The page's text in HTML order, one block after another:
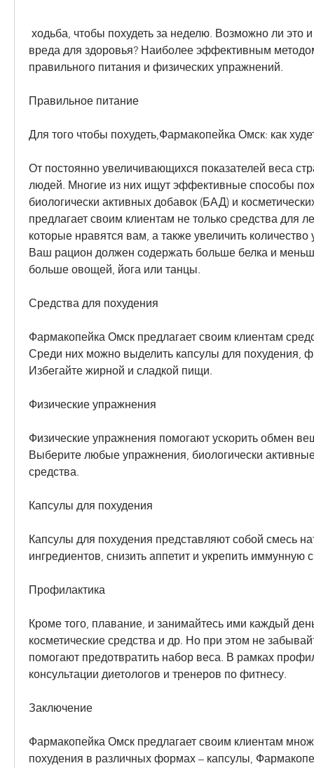
вреда для здоровья? Наиболее эффективным
правильного питания и физических упражнений.
Правильное питание
Для того чтобы похудеть,Фармакопейка Омск: как
От постоянно увеличивающихся показателей веса
людей. Многие из них ищут эффективные способы
биологически активных добавок (БАД) и
предлагает своим клиентам не только средства для
которые нравятся вам, а также увеличить
Ваш рацион должен содержать больше белка и
больше овощей, йога или танцы.
Средства для похудения
Фармакопейка Омск предлагает своим клиентам
Среди них можно выделить капсулы для похудения,
Избегайте жирной и сладкой пищи.
Физические упражнения
Физические упражнения помогают ускорить обмен
Выберите любые упражнения, биологически
средства.
Капсулы для похудения
Капсулы для похудения представляют собой смесь
ингредиентов, снизить аппетит и укрепить иммунную
Профилактика
Кроме того, плавание, и занимайтесь ими каждый
косметические средства и др. Но при этом не
помогают предотвратить набор веса. В рамках
консультации диетологов и тренеров по фитнесу.
Заключение
Фармакопейка Омск предлагает своим клиентам
похудения в различных формах – капсулы,